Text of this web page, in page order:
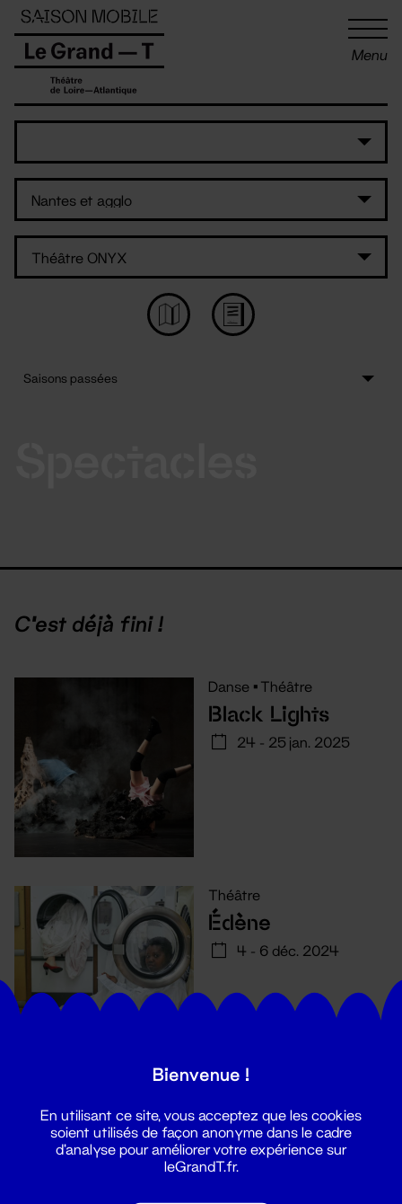
Menu
C'est déjà fini !
Danse • Théâtre
Black Lights
24 - 25 jan. 2025
Théâtre
Édène
4 - 6 déc. 2024
Panneau de gestion des cookies
Bienvenue !
En utilisant ce site, vous acceptez que les cookies
soient utilisés de façon anonyme dans le cadre
d'analyse pour améliorer votre expérience sur
leGrandT.fr.